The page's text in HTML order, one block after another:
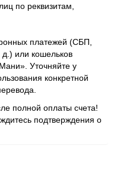
по реквизитам,
платежей (СБП,
или кошельков
Уточняйте у
конкретной
полной оплаты счета!
подтверждения о